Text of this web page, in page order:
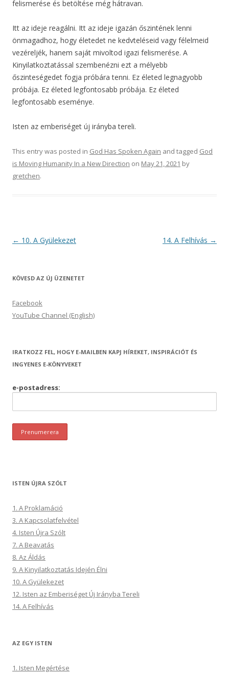
felismerése és betöltése még hátravan.
Itt az ideje reagálni. Itt az ideje igazán őszintének lenni
önmagadhoz, hogy életedet ne kedvteléseid vagy félelmeid
vezéreljék, hanem saját mivoltod igazi felismerése. A
Kinyilatkoztatással szembenézni ezt a mélyebb
őszinteségedet fogja próbára tenni. Ez életed legnagyobb
próbája. Ez életed legfontosabb próbája. Ez életed
legfontosabb eseménye.
Isten az emberiséget új irányba tereli.
This entry was posted in God Has Spoken Again and tagged God
is Moving Humanity In a New Direction on May 21, 2021 by
gretchen.
Post
← 10. A Gyülekezet 14. A Felhívás →
KÖVESD AZ ÚJ ÜZENETET
Facebook
YouTube Channel (English)
IRATKOZZ FEL, HOGY E-MAILBEN KAPJ HÍREKET, INSPIRÁCIÓT ÉS
INGYENES E-KÖNYVEKET
e-postadress:
ISTEN ÚJRA SZÓLT
1. A Proklamáció
3. A Kapcsolatfelvétel
4. Isten Újra Szólt
7. A Beavatás
8. Az Áldás
9. A Kinyilatkoztatás Idején Élni
10. A Gyülekezet
12. Isten az Emberiséget Új Irányba Tereli
14. A Felhívás
AZ EGY ISTEN
1. Isten Megértése